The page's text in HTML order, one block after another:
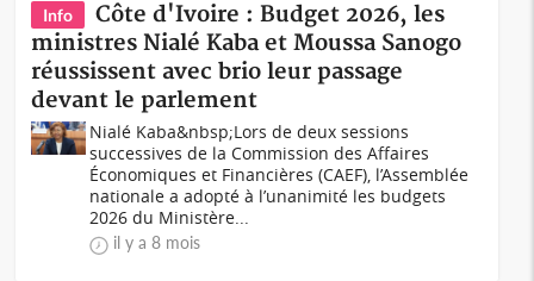
Info
Côte d'Ivoire : Budget 2026, les
ministres Nialé Kaba et Moussa Sanogo
réussissent avec brio leur passage
devant le parlement
Nialé Kaba&nbsp;Lors de deux sessions
successives de la Commission des Affaires
Économiques et Financières (CAEF), l’Assemblée
nationale a adopté à l’unanimité les budgets
2026 du Ministère...
il y a 8 mois